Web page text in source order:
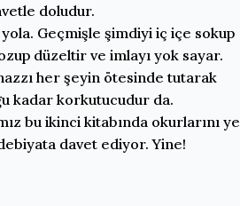
doludur.
Geçmişle şimdiyi iç içe sokup
düzeltir ve imlayı yok sayar.
her şeyin ötesinde tutarak
kadar korkutucudur da.
bu ikinci kitabında okurlarını
davet ediyor. Yine!